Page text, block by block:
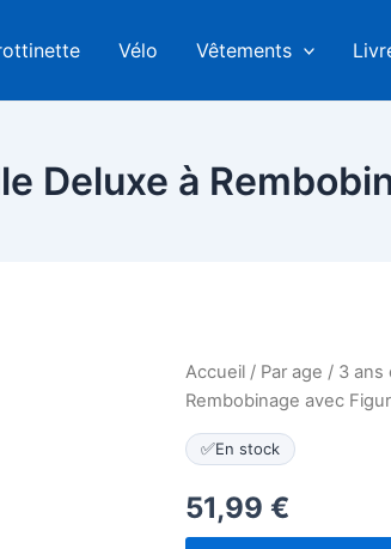
Vélo Vêtements
Deluxe à
Accueil / Par age / 3 ans
Rembobinage avec
✅En stock
51,99 €